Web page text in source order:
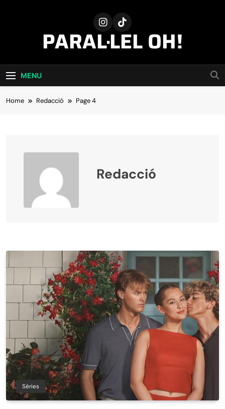
PARAL·LEL OH!
MENU
Home Redacció Page 4
Redacció
Sèries